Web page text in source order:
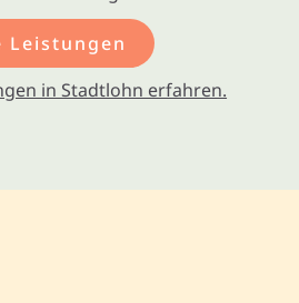
Leistungen
in Stadtlohn erfahren.